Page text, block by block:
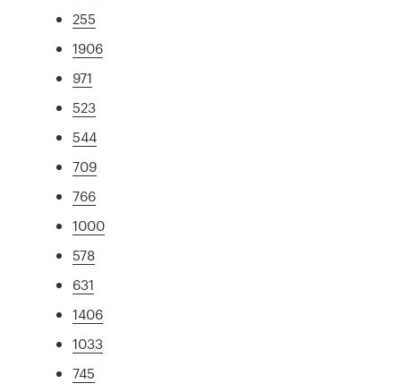
255
1906
971
523
544
709
766
1000
578
631
1406
1033
745